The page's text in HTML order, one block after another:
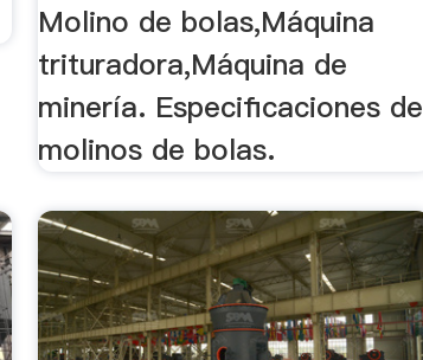
Molino de bolas,Máquina
trituradora,Máquina de
minería. Especificaciones de
molinos de bolas.